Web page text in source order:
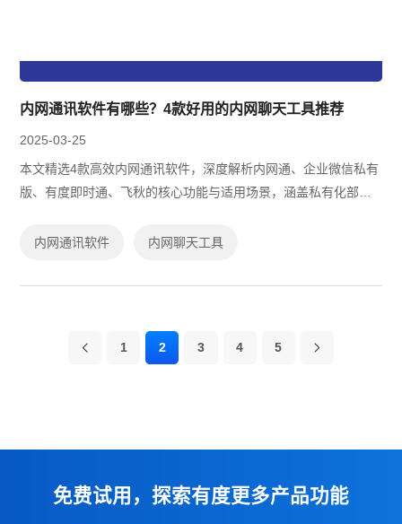
内网通讯软件有哪些？4款好用的内网聊天工具推荐
2025-03-25
本文精选4款高效内网通讯软件，深度解析内网通、企业微信私有
版、有度即时通、飞秋的核心功能与适用场景，涵盖私有化部
议，助力企业搭建安全稳定的内部沟通...
内网通讯软件 内网聊天工具
1 2 3 4 5
免费试用，探索有度更多产品功能